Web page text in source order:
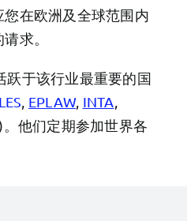
您在欧洲及全球范围内
求。
跃于该行业最重要的国
LES EPLAW, INTA
。他们定期参加世界各